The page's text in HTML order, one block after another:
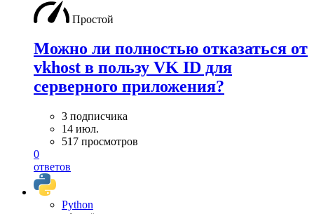
Простой
Можно ли полностью отказаться от
vkhost в пользу VK ID для
серверного приложения?
3 подписчика
14 июл.
517 просмотров
0
ответов
Python